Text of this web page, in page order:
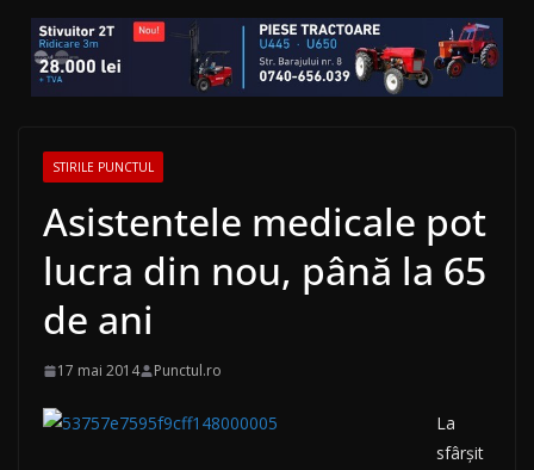
STIRILE PUNCTUL
Asistentele medicale pot
lucra din nou, până la 65
de ani
17 mai 2014 Punctul.ro
La
sfârşit